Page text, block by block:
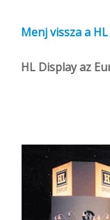
Menj vissza a
HL Display az